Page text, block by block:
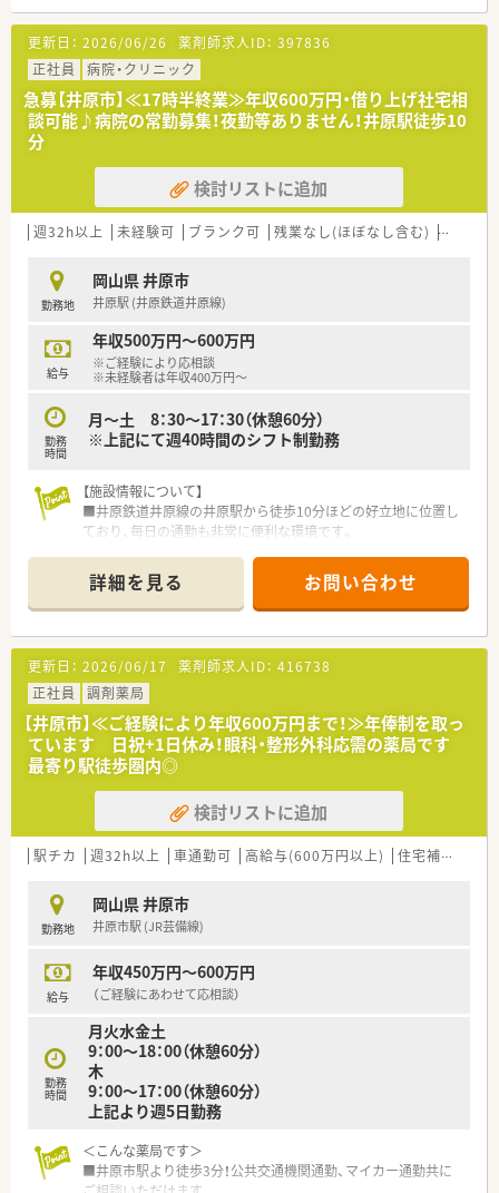
【こんな取り組みをしています】
■井原地区で初となる介護医療院を開設するなど、地域の医療ニ
ーズに合わせて新しい取り組みを積極的に行っています。
■透析医療やリハビリテーションなど専門性の高い医療サービ
スの提供にも力を入れ、地域医療の質を高めています。
■在宅支援を含めた地域医療への貢献を重視しており、退院後の
【こんな方にオススメ】
■病院での勤務に興味があるものの経験がなく、基礎からしっか
りと業務を学びたいと考えている方に最適です。
境で長く働きたいと考えている方にお勧めします。
■調剤業務だけでなく病棟業務やチーム医療に関わり、薬剤師と
しての職能を広げたい方に適している求人です。
更新日： 2026/06/26 薬剤師求人ID： 397836
正社員
病院・クリニック
急募【井原市】≪17時半終業≫年収600万円・借り上げ社宅相
談可能♪病院の常勤募集！夜勤等ありません！井原駅徒歩10
分
検討リストに追加
週32h以上 未経験可 ブランク可 残業なし(ほぼなし含む) 車通勤
勤務地
岡山県 井原市
井原駅 (井原鉄道井原線)
給与
年収500万円～600万円
※ご経験により応相談
※未経験者は年収400万円～
勤務
時間
月～土 8：30～17：30（休憩60分）
※上記にて週40時間のシフト制勤務
【施設情報について】
■井原鉄道井原線の井原駅から徒歩10分ほどの好立地に位置し
ており、毎日の通勤も非常に便利な環境です。
おり、地域医療の中核を担う環境で働けます。
■現在は薬剤師常勤1名と調剤助手1名の少人数体制で業務を行
っており、連携を取りながら業務を進めます。
【こんな取り組みをしています】
■井原地区で初となる介護医療院を開設するなど、地域の医療ニ
ーズに合わせて新しい取り組みを積極的に行っています。
■透析医療やリハビリテーションなど専門性の高い医療サービ
スの提供にも力を入れ、地域医療の質を高めています。
■在宅支援を含めた地域医療への貢献を重視しており、退院後の
患者様の生活も支える包括的な体制があります。
【こんな方にオススメ】
■病院での勤務に興味があるものの経験がなく、基礎からしっか
りと業務を学びたいと考えている方に最適です。
境で長く働きたいと考えている方にお勧めします。
■調剤業務だけでなく病棟業務やチーム医療に関わり、薬剤師と
しての職能を広げたい方に適している求人です。
詳細を見る お問い合わせ
更新日： 2026/06/17 薬剤師求人ID： 416738
正社員
調剤薬局
【井原市】≪ご経験により年収600万円まで！≫年俸制を取っ
ています 日祝+1日休み！眼科・整形外科応需の薬局です
最寄り駅徒歩圏内◎
検討リストに追加
駅チカ 週32h以上 車通勤可 高給与(600万円以上) 住宅補助(手当)あり
勤務地
岡山県 井原市
井原市駅 (JR芸備線)
給与
年収450万円～600万円
（ご経験にあわせて応相談）
勤務
時間
月火水金土
9：00～18：00（休憩60分）
木
9：00～17：00（休憩60分）
上記より週5日勤務
＜こんな薬局です＞
■井原市駅より徒歩3分！公共交通機関通勤、マイカー通勤共に